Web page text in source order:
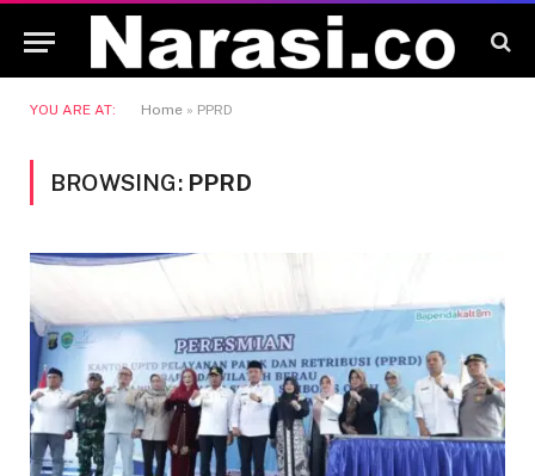
YOU ARE AT: Home » PPRD
BROWSING: PPRD